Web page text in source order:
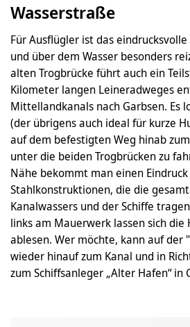
Wasserstraße
Für Ausflügler ist das
und über dem Wasser besonders
alten Trogbrücke führt auch ein
Kilometer langen Leineradweges
Mittellandkanals nach Garbsen. Es
(der übrigens auch ideal für kurze
auf dem befestigten Weg hinab
unter die beiden Trogbrücken zu
Nähe bekommt man einen
Stahlkonstruktionen, die die
Kanalwassers und der Schiffe
links am Mauerwerk lassen sich die
ablesen. Wer möchte, kann auf der
wieder hinauf zum Kanal und in
zum Schiffsanleger „Alter Hafen“ in